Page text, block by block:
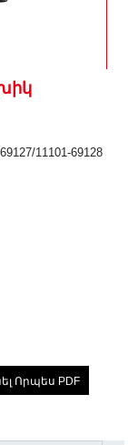
11101-69128
Որպես PDF